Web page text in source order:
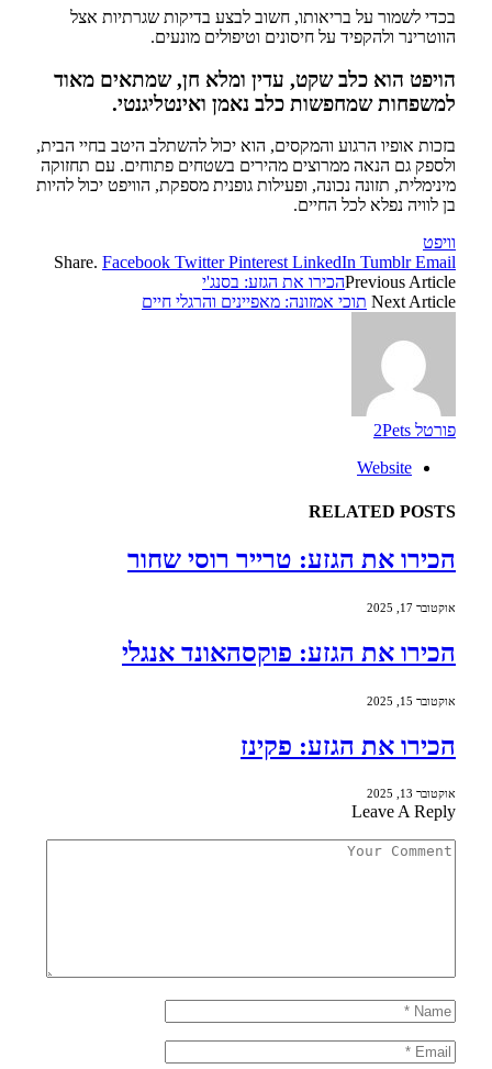
בכדי לשמור על בריאותו, חשוב לבצע בדיקות שגרתיות אצל
הווטרינר ולהקפיד על חיסונים וטיפולים מונעים.
הויפט הוא כלב שקט, עדין ומלא חן, שמתאים מאוד
למשפחות שמחפשות כלב נאמן ואינטליגנטי.
בזכות אופיו הרגוע והמקסים, הוא יכול להשתלב היטב בחיי הבית,
ולספק גם הנאה ממרוצים מהירים בשטחים פתוחים. עם תחזוקה
מינימלית, תזונה נכונה, ופעילות גופנית מספקת, הוויפט יכול להיות
בן לוויה נפלא לכל החיים.
וויפט
Share. Facebook Twitter Pinterest LinkedIn Tumblr Email
Previous Articleהכירו את הגזע: בסנג'י
Next Article תוכי אמזונה: מאפיינים והרגלי חיים
פורטל 2Pets
Website
RELATED POSTS
הכירו את הגזע: טרייר רוסי שחור
אוקטובר 17, 2025
הכירו את הגזע: פוקסהאונד אנגלי
אוקטובר 15, 2025
הכירו את הגזע: פקינז
אוקטובר 13, 2025
Leave A Reply